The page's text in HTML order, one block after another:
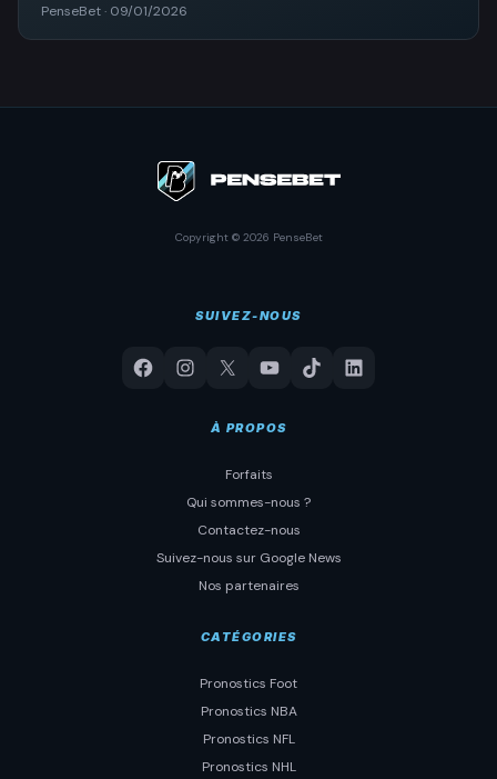
PenseBet · 09/01/2026
Copyright © 2026 PenseBet
SUIVEZ-NOUS
À PROPOS
Forfaits
Qui sommes-nous ?
Contactez-nous
Suivez-nous sur Google News
Nos partenaires
CATÉGORIES
Pronostics Foot
Pronostics NBA
Pronostics NFL
Pronostics NHL